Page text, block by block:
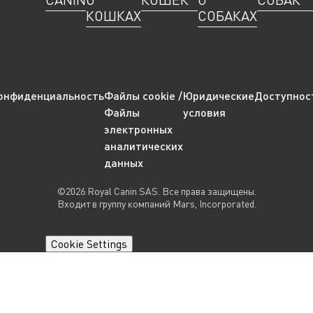
КОШКАХ
СОБАКАХ
Файлы cookie /
Файлы
электронных
аналитических
данных
Юридические
условия
©2026 Royal Canin SAS. Все права защищены.
Входит в группу компаний Mars, Incorporated.
Cookie Settings